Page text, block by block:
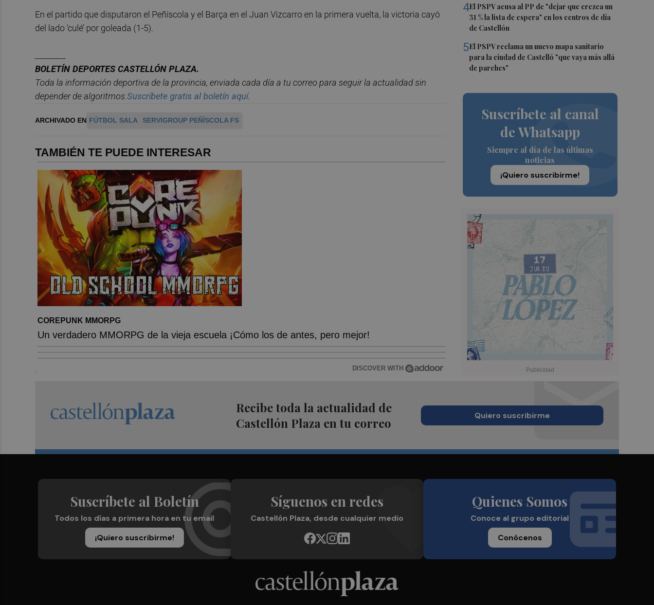
4El PSPV acusa al PP de "dejar que crezca un
31 % la lista de espera" en los centros de día
de Castellón
5El PSPV reclama un nuevo mapa sanitario
para la ciudad de Castelló "que vaya más allá
de parches"
Suscríbete al canal
de Whatsapp
Siempre al día de las últimas
noticias
¡Quiero suscribirme!
En el partido que disputaron el Peñíscola y el Barça en el Juan Vizcarro en la primera vuelta, la victoria cayó
del lado ‘culé’ por goleada (1-5).
BOLETÍN DEPORTES CASTELLÓN PLAZA.
Toda la información deportiva de la provincia, enviada cada día a tu correo para seguir la actualidad sin
depender de algoritmos.Suscríbete gratis al boletín aquí.
ARCHIVADO EN FÚTBOL SALA SERVIGROUP PEÑÍSCOLA FS
TAMBIÉN TE PUEDE INTERESAR
COREPUNK MMORPG
Un verdadero MMORPG de la vieja escuela ¡Cómo los de antes, pero mejor!
DISCOVER WITH
Recibe toda la actualidad de
Castellón Plaza en tu correo
Quiero suscribirme
Suscríbete al Boletín
Todos los días a primera hora en tu email
¡Quiero suscribirme!
Síguenos en redes
Castellón Plaza, desde cualquier medio
Quienes Somos
Conoce al grupo editorial
Conócenos